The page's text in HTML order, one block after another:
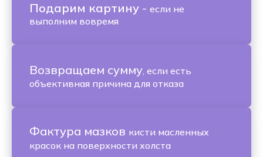
Подарим картину - если не
выполним вовремя
Возвращаем сумму, если есть
объективная причина для отказа
Фактура мазков кисти масленных
красок на поверхности холста